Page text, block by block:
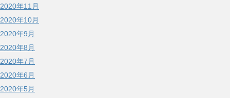
2020年11月
2020年10月
2020年9月
2020年8月
2020年7月
2020年6月
2020年5月